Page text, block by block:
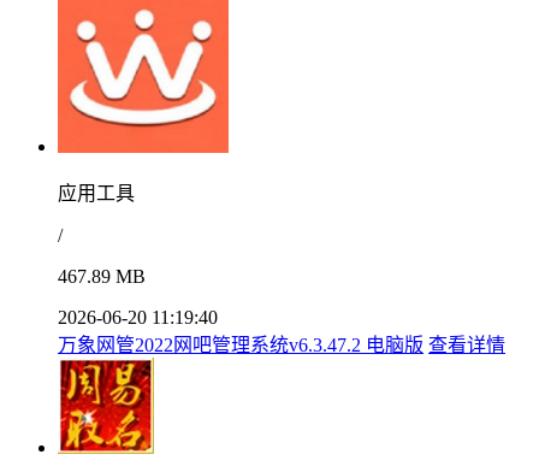
应用工具
/
467.89 MB
2026-06-20 11:19:40
万象网管2022网吧管理系统v6.3.47.2 电脑版 查看详情